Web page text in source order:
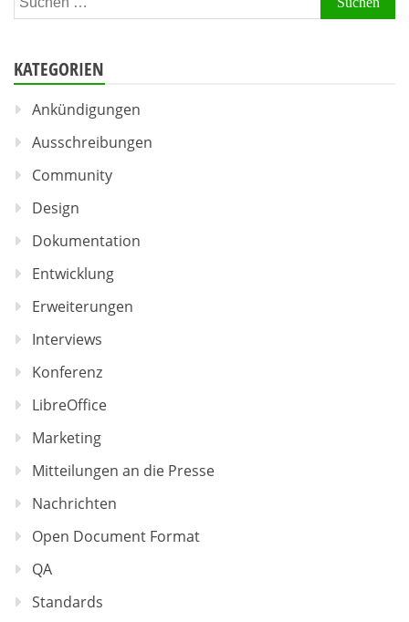
nach:
KATEGORIEN
Ankündigungen
Ausschreibungen
Community
Design
Dokumentation
Entwicklung
Erweiterungen
Interviews
Konferenz
LibreOffice
Marketing
Mitteilungen an die Presse
Nachrichten
Open Document Format
QA
Standards